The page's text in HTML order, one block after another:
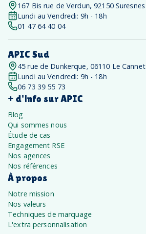
167 Bis rue de Verdun, 92150 Suresnes
Lundi au Vendredi: 9h - 18h
01 47 64 40 04
APIC Sud
45 rue de Dunkerque, 06110 Le Cannet
Lundi au Vendredi: 9h - 18h
06 73 39 55 73
+ d'info sur APIC
Blog
Qui sommes nous
Étude de cas
Engagement RSE
Nos agences
Nos références
À propos
Notre mission
Nos valeurs
Techniques de marquage
L'extra personnalisation